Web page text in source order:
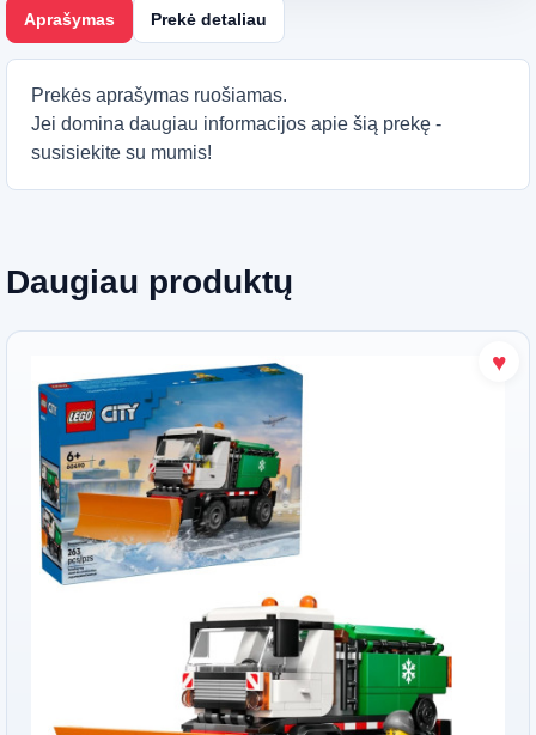
Aprašymas Prekė detaliau
Prekės aprašymas ruošiamas.
Jei domina daugiau informacijos apie šią prekę -
susisiekite su mumis!
Daugiau produktų